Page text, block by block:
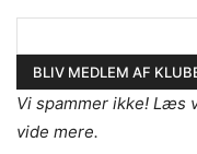
Vi spammer ikke! Læs
vide mere.